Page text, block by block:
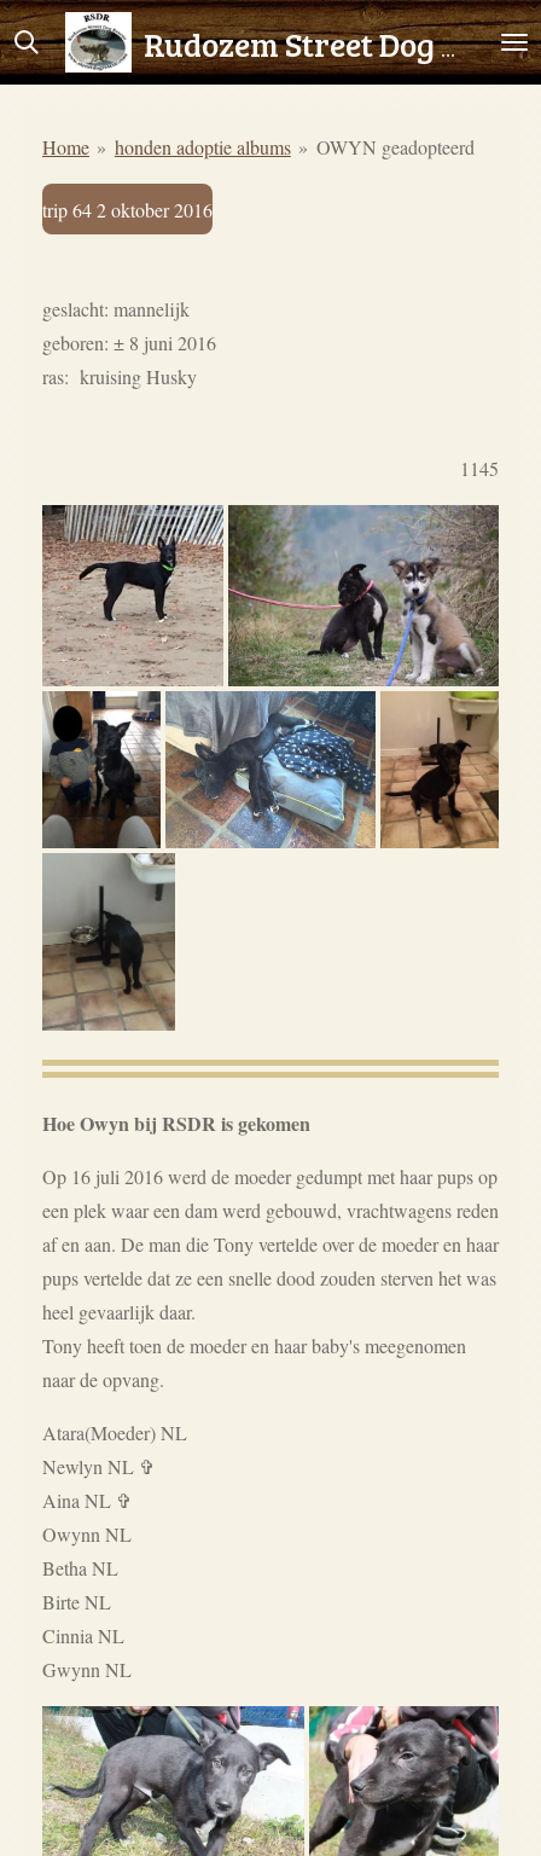
Ga
direct
hoofdinhoud
Rudozem Street Dog Rescue
Home » honden adoptie albums » OWYN geadopteerd
trip 64 2 oktober 2016
geslacht: mannelijk
geboren: ± 8 juni 2016
ras: kruising Husky
1145
Hoe Owyn bij RSDR is gekomen
Op 16 juli 2016 werd de moeder gedumpt met haar pups op
een plek waar een dam werd gebouwd, vrachtwagens reden
af en aan. De man die Tony vertelde over de moeder en haar
pups vertelde dat ze een snelle dood zouden sterven het was
heel gevaarlijk daar.
Tony heeft toen de moeder en haar baby's meegenomen
naar de opvang.
Atara(Moeder) NL
Newlyn NL ✞
Aina NL ✞
Owynn NL
Betha NL
Birte NL
Cinnia NL
Gwynn NL